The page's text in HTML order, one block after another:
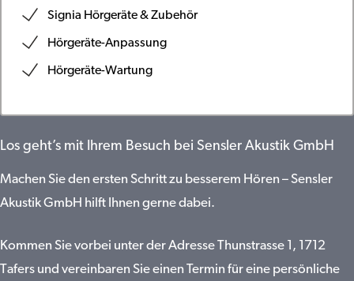
Signia Hörgeräte & Zubehör
Hörgeräte-Anpassung
Hörgeräte-Wartung
Los geht’s mit Ihrem Besuch bei Sensler Akustik GmbH
Machen Sie den ersten Schritt zu besserem Hören – Sensler
Akustik GmbH hilft Ihnen gerne dabei.
Kommen Sie vorbei unter der Adresse Thunstrasse 1, 1712
Tafers und vereinbaren Sie einen Termin für eine persönliche